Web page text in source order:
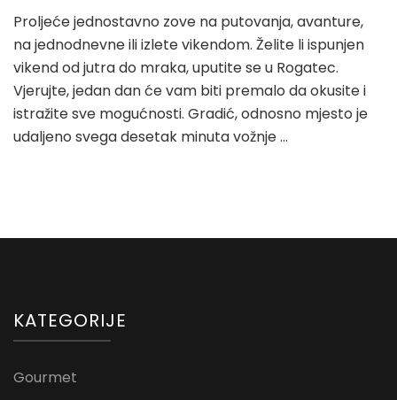
Proljeće jednostavno zove na putovanja, avanture,
na jednodnevne ili izlete vikendom. Želite li ispunjen
vikend od jutra do mraka, uputite se u Rogatec.
Vjerujte, jedan dan će vam biti premalo da okusite i
istražite sve mogućnosti. Gradić, odnosno mjesto je
udaljeno svega desetak minuta vožnje …
KATEGORIJE
Gourmet